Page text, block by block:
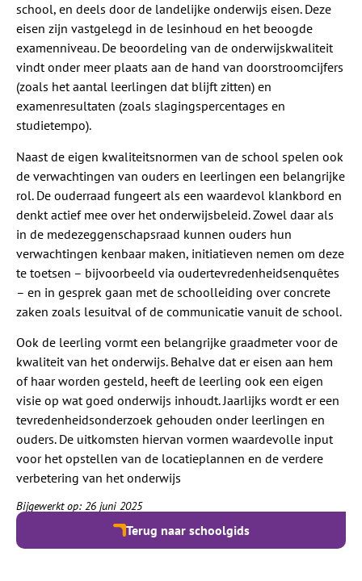
school, en deels door de landelijke onderwijs eisen. Deze
eisen zijn vastgelegd in de lesinhoud en het beoogde
examenniveau. De beoordeling van de onderwijskwaliteit
vindt onder meer plaats aan de hand van doorstroomcijfers
(zoals het aantal leerlingen dat blijft zitten) en
examenresultaten (zoals slagingspercentages en
studietempo).
Naast de eigen kwaliteitsnormen van de school spelen ook
de verwachtingen van ouders en leerlingen een belangrijke
rol. De ouderraad fungeert als een waardevol klankbord en
denkt actief mee over het onderwijsbeleid. Zowel daar als
in de medezeggenschapsraad kunnen ouders hun
verwachtingen kenbaar maken, initiatieven nemen om deze
te toetsen – bijvoorbeeld via oudertevredenheidsenquêtes
– en in gesprek gaan met de schoolleiding over concrete
zaken zoals lesuitval of de communicatie vanuit de school.
Ook de leerling vormt een belangrijke graadmeter voor de
kwaliteit van het onderwijs. Behalve dat er eisen aan hem
of haar worden gesteld, heeft de leerling ook een eigen
visie op wat goed onderwijs inhoudt. Jaarlijks wordt er een
tevredenheidsonderzoek gehouden onder leerlingen en
ouders. De uitkomsten hiervan vormen waardevolle input
voor het opstellen van de locatieplannen en de verdere
verbetering van het onderwijs
Bijgewerkt op: 26 juni 2025
Terug naar schoolgids